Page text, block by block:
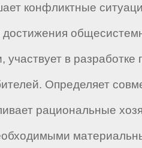
конфликтные
участвует в
Определяет
рациональные